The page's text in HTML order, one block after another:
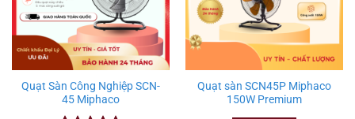
Quạt Sàn Công Nghiệp SCN-
45 Miphaco
Quạt sàn SCN45P Miphaco
150W Premium